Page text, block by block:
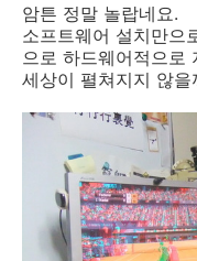
암튼 정말 놀랍네요.
소프트웨어 설치만으
으로 하드웨어적으로
세상이 펼쳐지지 않을